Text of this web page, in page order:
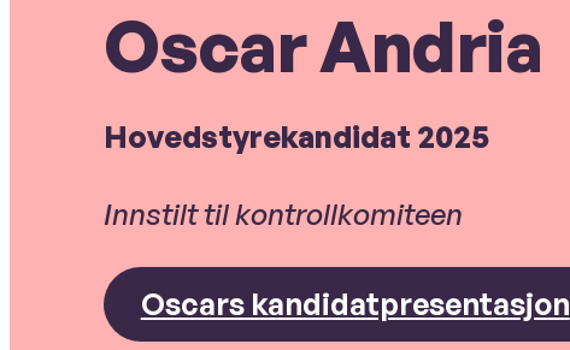
Oscar Andria
Hovedstyrekandidat 2025
Innstilt til kontrollkomiteen
Oscars kandidatpresentasjon